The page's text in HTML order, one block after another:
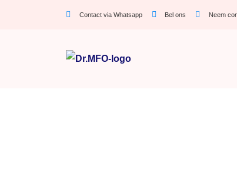
Contact via Whatsapp Bel ons Neem